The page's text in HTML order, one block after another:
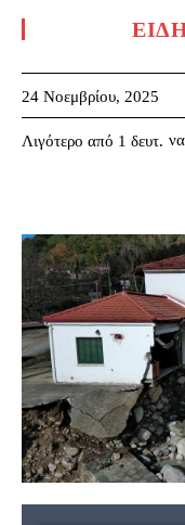
24 Νοεμβρίου, 2025
Λιγότερο από 1 δευτ.